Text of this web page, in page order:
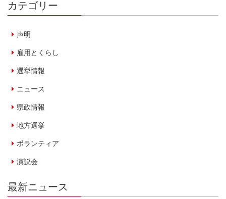
カテゴリー
声明
雇用とくらし
選挙情報
ニュース
県政情報
地方選挙
ボランティア
演説会
最新ニュース